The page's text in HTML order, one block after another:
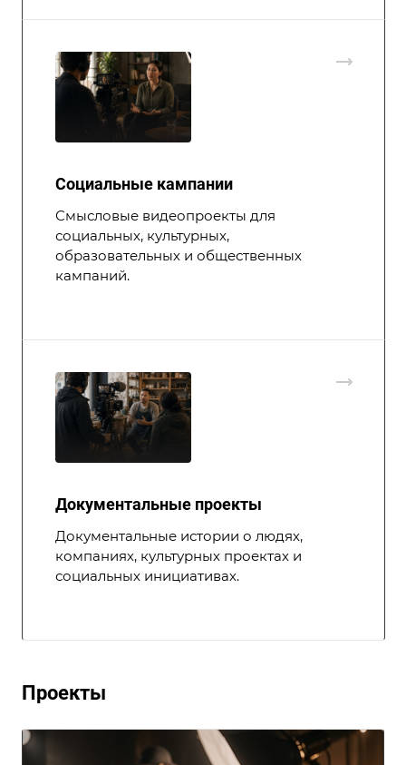
Социальные кампании
Смысловые видеопроекты для
социальных, культурных,
образовательных и общественных
кампаний.
Документальные проекты
Документальные истории о людях,
компаниях, культурных проектах и
социальных инициативах.
Проекты